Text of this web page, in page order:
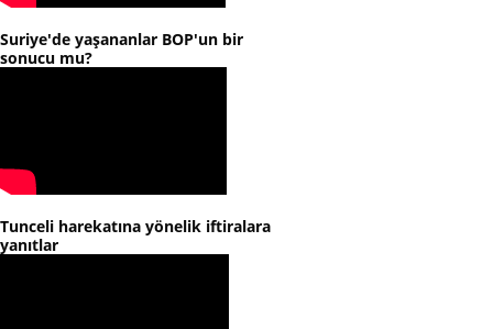
Suriye'de yaşananlar BOP'un bir
sonucu mu?
Tunceli harekatına yönelik iftiralara
yanıtlar